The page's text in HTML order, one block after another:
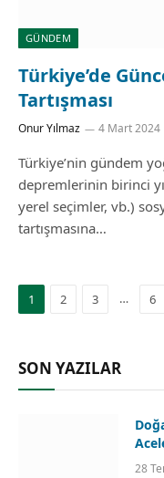
GÜNDEM
Türkiye’de
Tartışması
Onur Yılmaz 4 Mart 2024
Türkiye’nin gündem
depremlerinin birinci
yerel seçimler, vb.)
tartışmasına…
1 2 3 … 6
SON YAZILAR
28